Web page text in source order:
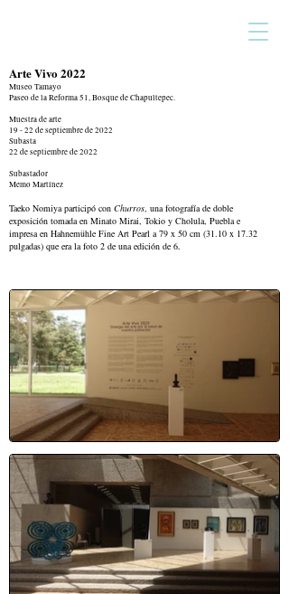
Arte Vivo 2022
Museo Tamayo
Paseo de la Reforma 51, Bosque de Chapultepec.
Muestra de arte
19 - 22 de septiembre de 2022
Subasta
22 de septiembre de 2022
Subastador
Memo Martínez
Taeko Nomiya participó con Churros, una fotografía de doble
exposición tomada en Minato Mirai, Tokio y Cholula, Puebla e
impresa en Hahnemühle Fine Art Pearl a 79 x 50 cm (31.10 x 17.32
pulgadas) que era la foto 2 de una edición de 6.